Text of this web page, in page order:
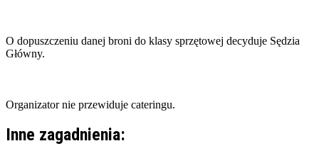
O dopuszczeniu danej broni do klasy sprzętowej decyduje Sędzia
Główny.
Inne zagadnienia: